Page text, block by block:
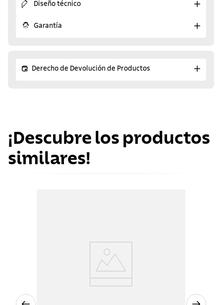
Diseño técnico
Garantía
Derecho de Devolución de Productos
¡Descubre los productos
similares!